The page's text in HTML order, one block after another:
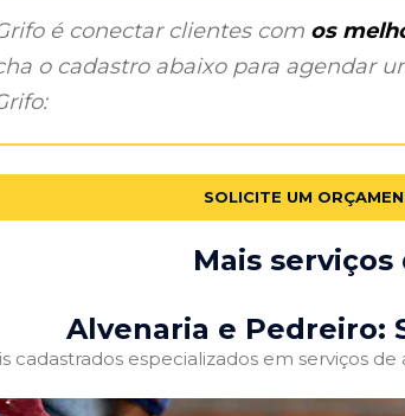
é conectar clientes com os
o cadastro abaixo para agendar
SOLICITE UM
Mais
Alvenaria e Pedreiro:
cadastrados especializados em serviços de